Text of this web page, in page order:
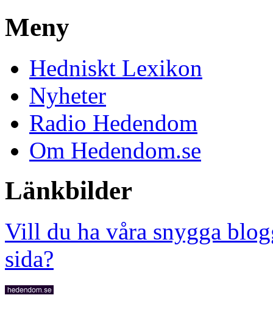
Meny
Hedniskt Lexikon
Nyheter
Radio Hedendom
Om Hedendom.se
Länkbilder
Vill du ha våra snygga
sida?